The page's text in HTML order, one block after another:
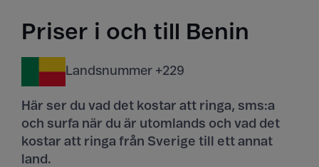
Priser i och till Benin
Landsnummer +229
Här ser du vad det kostar att ringa, sms:a
och surfa när du är utomlands och vad det
kostar att ringa från Sverige till ett annat
land.